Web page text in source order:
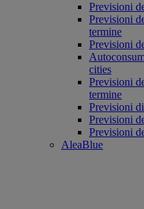
Previsioni
Previsioni
termine
Previsioni
cities
Previsioni
termine
Previsioni
Previsioni
Previsioni
AleaBlue